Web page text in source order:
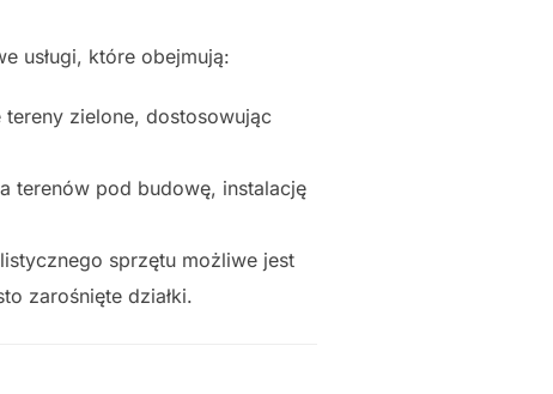
usługi, które obejmują:
zielone, dostosowując
terenów pod budowę, instalację
sprzętu możliwe jest
zarośnięte działki.